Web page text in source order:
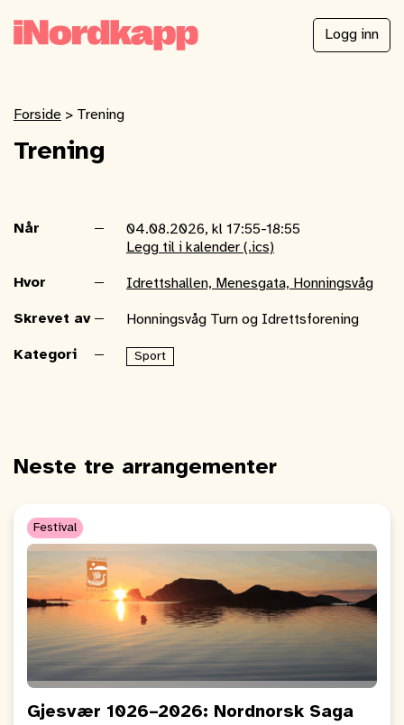
Logg inn
Forside > Trening
Trening
Når
04.08.2026, kl 17:55-18:55
Legg til i kalender (.ics)
Hvor Idrettshallen, Menesgata, Honningsvåg
Skrevet av Honningsvåg Turn og Idrettsforening
Kategori Sport
Neste tre arrangementer
Festival
Gjesvær 1026–2026: Nordnorsk Saga